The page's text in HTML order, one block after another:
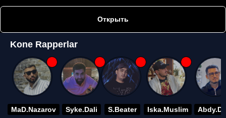
Открыть
Kone Rapperlar
MaD.Nazarov Syke.Dali S.Beater Iska.Muslim